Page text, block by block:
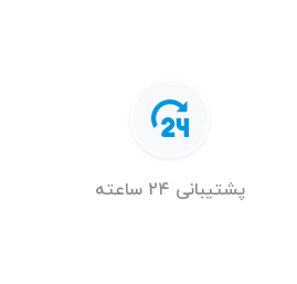
پشتیبانی ۲۴ ساعته